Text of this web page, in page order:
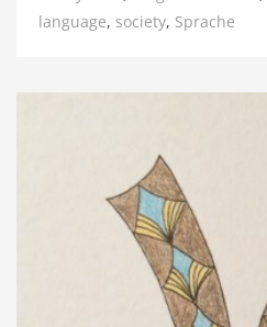
language, society, Sprache